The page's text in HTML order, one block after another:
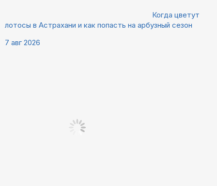
Когда цветут
лотосы в Астрахани и как попасть на арбузный сезон
7 авг 2026